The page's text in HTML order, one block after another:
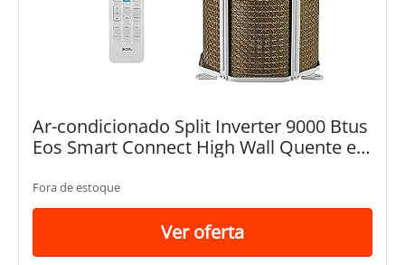
Ar-condicionado Split Inverter 9000 Btus
Eos Smart Connect High Wall Quente e
Fora de estoque
Ver oferta